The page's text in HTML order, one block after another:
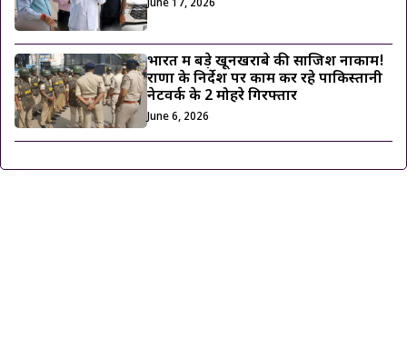
June 17, 2026
भारत में बड़े खूनखराबे की साजिश नाकाम!
राणा के निर्देश पर काम कर रहे पाकिस्तानी
नेटवर्क के 2 मोहरे गिरफ्तार
June 6, 2026